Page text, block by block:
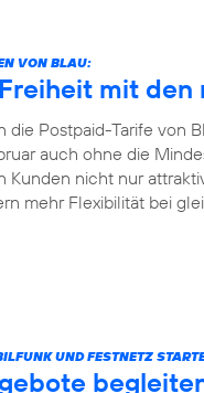
VON BLAU:
mit den
die Postpaid-Tarife von
auch ohne die
Kunden nicht nur
mehr Flexibilität bei
UND FESTNETZ